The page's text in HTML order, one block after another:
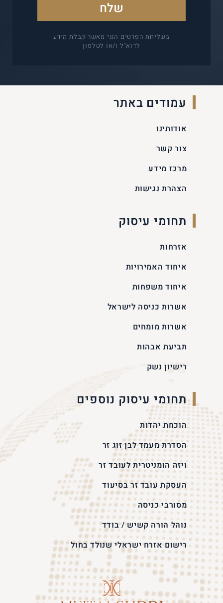
בשליחת הפרטים הנני מאשר קבלת מידע
לדוא"ל ו/או לטלפון
עמודים באתר
אודותינו
צור קשר
מרכז מידע
הצהרת נגישות
תחומי עיסוק
אזרחות
איחוד האמירויות
איחוד משפחות
אשרות כניסה לישראל
אשרות מומחים
תביעת אבהות
רישיון נשק
תחומי עיסוק נוספים
הוכחת יהדות
הסדרת מעמד לבן זוג זר
ויזה הומניטרית לעובד זר
העסקת עובד זר בסיעוד
מסורבי כניסה
נוהל הורה קשיש / בודד
רישום אזרח ישראלי שנולד בחול